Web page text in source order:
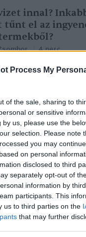
Process My
of the sale, sharing to
or sensitive
by us, please use the
selection. Please note
you may
on personal
disclosed to third
separately opt-out of
information by
participants. This
us to third parties on the
that may further
innal?
el az
4 perc
rúgta az ajtót a
5 perc
hullám
termékek
Szemle